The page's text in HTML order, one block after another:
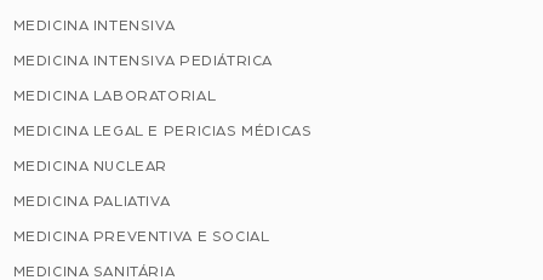
MEDICINA INTENSIVA
MEDICINA INTENSIVA PEDIÁTRICA
MEDICINA LABORATORIAL
MEDICINA LEGAL E PERICIAS MÉDICAS
MEDICINA NUCLEAR
MEDICINA PALIATIVA
MEDICINA PREVENTIVA E SOCIAL
MEDICINA SANITÁRIA